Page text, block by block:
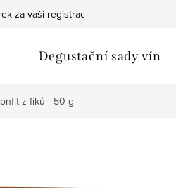
za vaši registraci
Degustační sady vín
z fíků - 50 g